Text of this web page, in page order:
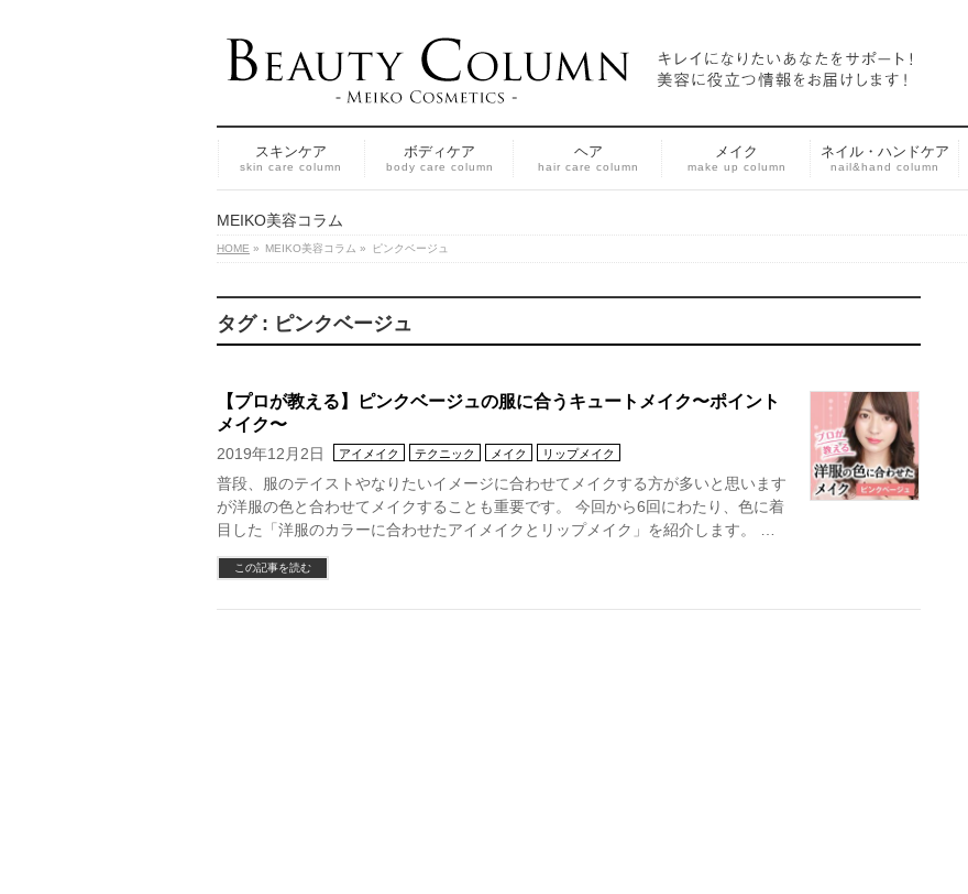
スキンケア
skin care column
ボディケア
body care column
ヘア
hair care column
メイク
make up column
ネイル・ハンドケア
nail&hand column
MEIKO美容コラム
HOME » MEIKO美容コラム » ピンクベージュ
タグ : ピンクベージュ
【プロが教える】ピンクベージュの服に合うキュートメイク〜ポイント
メイク〜
2019年12月2日 アイメイク テクニック メイク リップメイク
普段、服のテイストやなりたいイメージに合わせてメイクする方が多いと思います
が洋服の色と合わせてメイクすることも重要です。 今回から6回にわたり、色に着
目した「洋服のカラーに合わせたアイメイクとリップメイク」を紹介します。 …
この記事を読む